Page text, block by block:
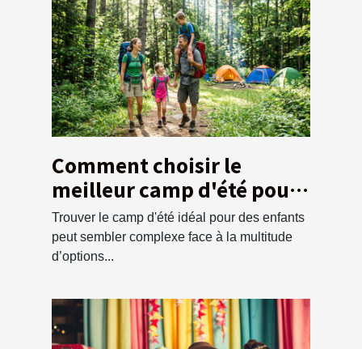
Comment choisir le
meilleur camp d'été pour
vos enfants ?
Trouver le camp d'été idéal pour des enfants
peut sembler complexe face à la multitude
d’options...